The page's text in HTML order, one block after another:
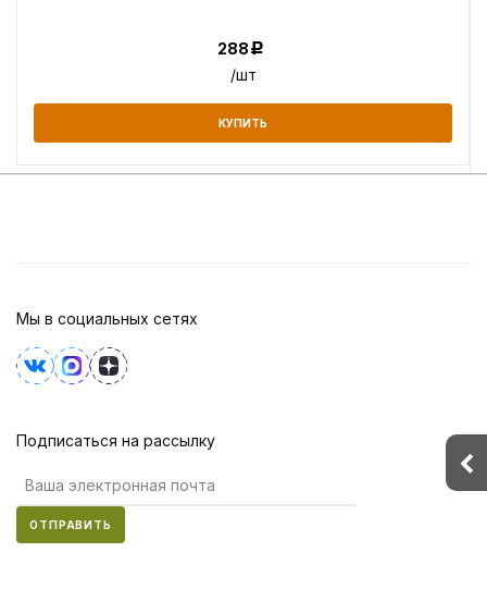
288Р
/шт
КУПИТЬ
Мы в социальных сетях
Подписаться на рассылку
ОТПРАВИТЬ